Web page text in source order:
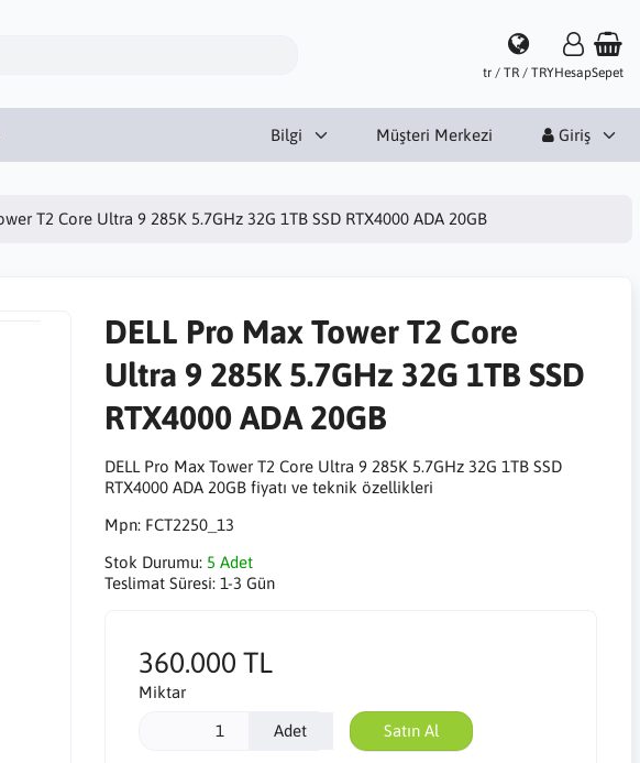
tr / TR / TRYHesapSepet
Bilgi Müşteri Merkezi Giriş
T2 Core Ultra 9 285K 5.7GHz 32G 1TB SSD RTX4000 ADA 20GB
DELL Pro Max Tower T2 Core
Ultra 9 285K 5.7GHz 32G 1TB SSD
RTX4000 ADA 20GB
DELL Pro Max Tower T2 Core Ultra 9 285K 5.7GHz 32G 1TB SSD
RTX4000 ADA 20GB fiyatı ve teknik özellikleri
Mpn: FCT2250_13
Stok Durumu: 5 Adet
Teslimat Süresi: 1-3 Gün
360.000 TL
Miktar
Adet Satın Al